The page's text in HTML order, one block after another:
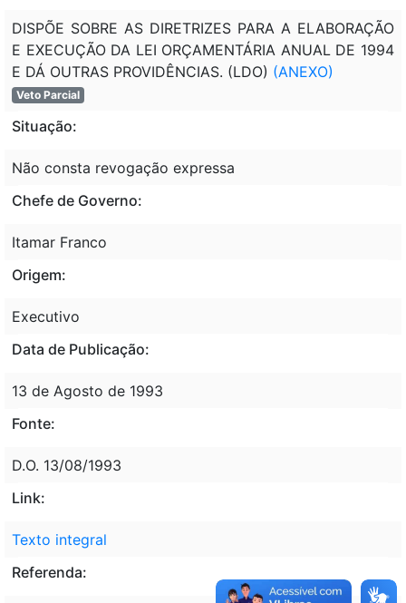
DISPÕE SOBRE AS DIRETRIZES PARA A ELABORAÇÃO
E EXECUÇÃO DA LEI ORÇAMENTÁRIA ANUAL DE 1994
E DÁ OUTRAS PROVIDÊNCIAS. (LDO) (ANEXO)
Veto Parcial
Situação:
Não consta revogação expressa
Chefe de Governo:
Itamar Franco
Origem:
Executivo
Data de Publicação:
13 de Agosto de 1993
Fonte:
D.O. 13/08/1993
Link:
Texto integral
Referenda: